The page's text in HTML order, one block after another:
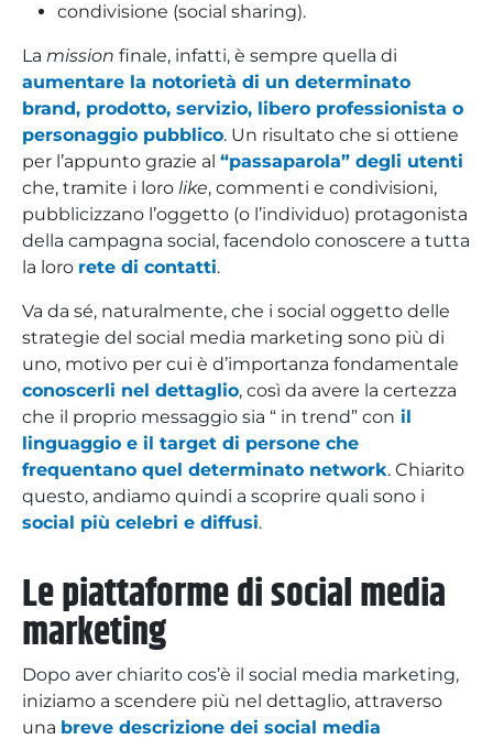
condivisione (social sharing).
La mission finale, infatti, è sempre quella di
aumentare la notorietà di un determinato
brand, prodotto, servizio, libero professionista o
personaggio pubblico. Un risultato che si ottiene
per l’appunto grazie al “passaparola” degli utenti
che, tramite i loro like, commenti e condivisioni,
pubblicizzano l’oggetto (o l’individuo) protagonista
della campagna social, facendolo conoscere a tutta
la loro rete di contatti.
Va da sé, naturalmente, che i social oggetto delle
strategie del social media marketing sono più di
uno, motivo per cui è d’importanza fondamentale
conoscerli nel dettaglio, così da avere la certezza
che il proprio messaggio sia “ in trend” con il
linguaggio e il target di persone che
frequentano quel determinato network. Chiarito
questo, andiamo quindi a scoprire quali sono i
social più celebri e diffusi.
Le piattaforme di social media
marketing
Dopo aver chiarito cos’è il social media marketing,
iniziamo a scendere più nel dettaglio, attraverso
una breve descrizione dei social media